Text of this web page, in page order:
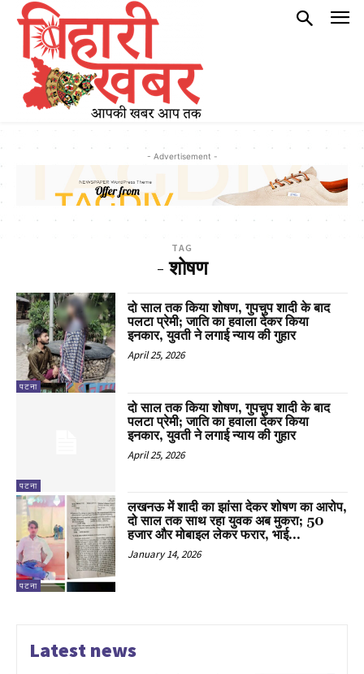
- Advertisement -
TAG
- शोषण
पटना
दो साल तक किया शोषण, गुपचुप शादी के बाद
पलटा प्रेमी; जाति का हवाला देकर किया
इनकार, युवती ने लगाई न्याय की गुहार
April 25, 2026
पटना
दो साल तक किया शोषण, गुपचुप शादी के बाद
पलटा प्रेमी; जाति का हवाला देकर किया
इनकार, युवती ने लगाई न्याय की गुहार
April 25, 2026
पटना
लखनऊ में शादी का झांसा देकर शोषण का आरोप,
दो साल तक साथ रहा युवक अब मुकरा; 50
हजार और मोबाइल लेकर फरार, भाई...
January 14, 2026
Latest news